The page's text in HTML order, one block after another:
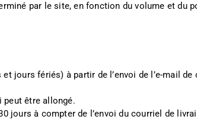
par le site, en fonction du volume et du
jours fériés) à partir de l’envoi de l’e-mail
peut être allongé.
jours à compter de l’envoi du courriel de